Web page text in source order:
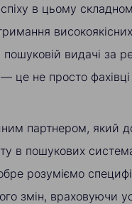
в цьому
видачі за
це не просто фахівці
партнером, який
в пошукових
розуміємо
змін, враховуючи